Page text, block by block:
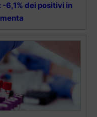
6,1% dei positivi in